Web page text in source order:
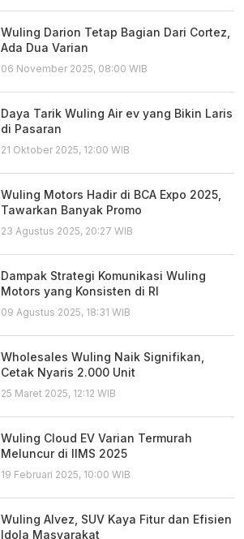
Wuling Darion Tetap Bagian Dari Cortez,
Ada Dua Varian
06 November 2025, 08:00 WIB
Daya Tarik Wuling Air ev yang Bikin Laris
di Pasaran
21 Oktober 2025, 12:00 WIB
Wuling Motors Hadir di BCA Expo 2025,
Tawarkan Banyak Promo
23 Agustus 2025, 20:27 WIB
Dampak Strategi Komunikasi Wuling
Motors yang Konsisten di RI
09 Agustus 2025, 18:31 WIB
Wholesales Wuling Naik Signifikan,
Cetak Nyaris 2.000 Unit
25 Maret 2025, 12:12 WIB
Wuling Cloud EV Varian Termurah
Meluncur di IIMS 2025
19 Februari 2025, 10:00 WIB
Wuling Alvez, SUV Kaya Fitur dan Efisien
Idola Masyarakat